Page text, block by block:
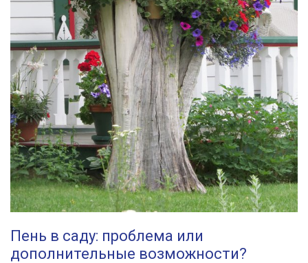
Пень в саду: проблема или
дополнительные возможности?